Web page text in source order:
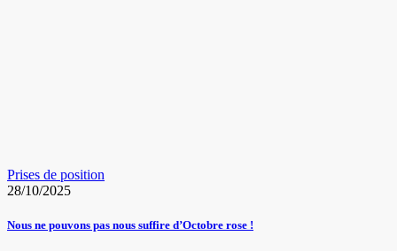
Prises de position
28/10/2025
Nous ne pouvons pas nous suffire d’Octobre rose !